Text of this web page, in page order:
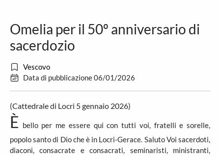
Omelia per il 50º anniversario di
sacerdozio
Vescovo
Data di pubblicazione 06/01/2026
(Cattedrale di Locri 5 gennaio 2026)
È bello per me essere qui con tutti voi, fratelli e sorelle,
popolo santo di Dio che è in Locri-Gerace. Saluto Voi sacerdoti,
diaconi, consacrate e consacrati, seminaristi, ministranti,